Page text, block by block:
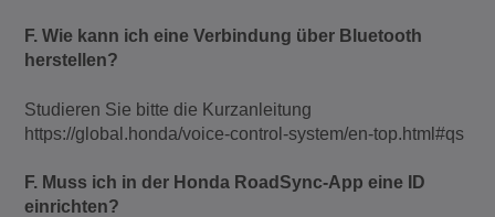
F. Wie kann ich eine Verbindung über Bluetooth
herstellen?
Studieren Sie bitte die Kurzanleitung
https://global.honda/voice-control-system/en-top.html#qs
F. Muss ich in der Honda RoadSync-App eine ID
einrichten?